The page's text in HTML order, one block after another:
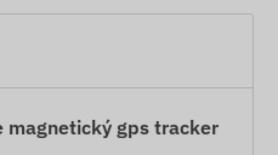
magnetický gps tracker